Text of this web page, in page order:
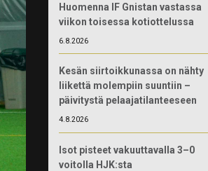
Huomenna IF Gnistan vastassa
viikon toisessa kotiottelussa
6.8.2026
Kesän siirtoikkunassa on nähty
liikettä molempiin suuntiin –
päivitystä pelaajatilanteeseen
4.8.2026
Isot pisteet vakuuttavalla 3–0
voitolla HJK:sta